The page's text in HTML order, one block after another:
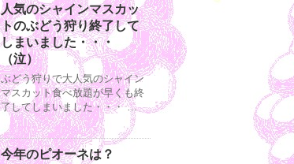
人気のシャインマスカッ
トのぶどう狩り終了して
しまいました・・・
（泣）
ぶどう狩りで大人気のシャイン
マスカット食べ放題が早くも終
了してしまいました・・・ …
今年のピオーネは？